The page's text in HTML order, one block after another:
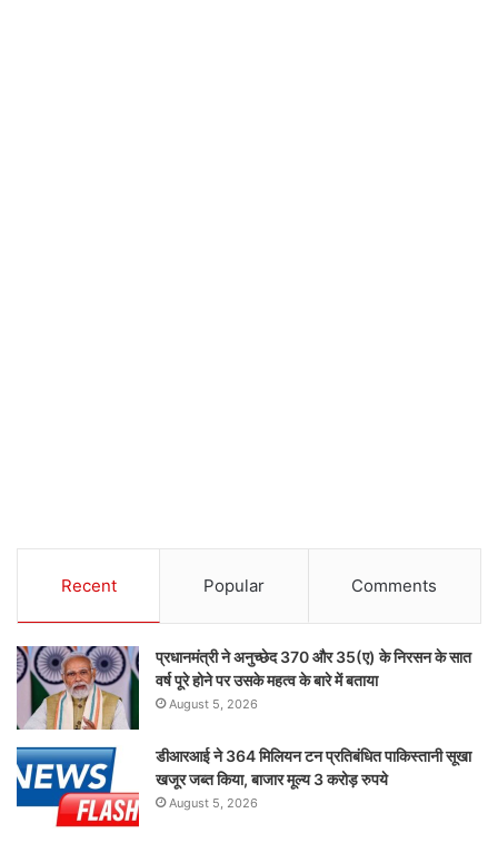
Recent Popular Comments
प्रधानमंत्री ने अनुच्छेद 370 और 35(ए) के निरसन के सात
वर्ष पूरे होने पर उसके महत्व के बारे में बताया
August 5, 2026
डीआरआई ने 364 मिलियन टन प्रतिबंधित पाकिस्तानी सूखा
खजूर जब्त किया, बाजार मूल्य 3 करोड़ रुपये
August 5, 2026